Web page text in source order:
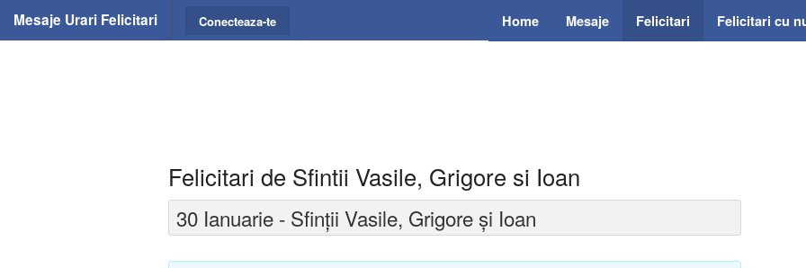
Mesaje Urari Felicitari Home Mesaje Felicitari Felicitari cu
Conecteaza-te
Felicitari de Sfintii Vasile, Grigore si Ioan
30 Ianuarie - Sfinții Vasile, Grigore și Ioan